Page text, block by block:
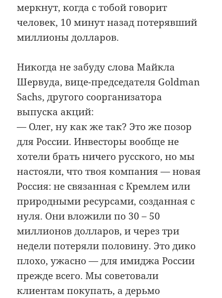
меркнут, когда с тобой говорит
человек, 10 минут назад потерявший
миллионы долларов.
Никогда не забуду слова Майкла
Шервуда, вице-председателя Goldman
Sachs, другого соорганизатора
выпуска акций:
— Олег, ну как же так? Это же позор
для России. Инвесторы вообще не
хотели брать ничего русского, но мы
настояли, что твоя компания — новая
Россия: не связанная с Кремлем или
природными ресурсами, созданная с
нуля. Они вложили по 30 – 50
миллионов долларов, и через три
недели потеряли половину. Это дико
плохо, ужасно — для имиджа России
прежде всего. Мы советовали
клиентам покупать, а дерьмо